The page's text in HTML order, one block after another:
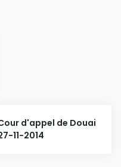
d'appel de Douai
11-2014